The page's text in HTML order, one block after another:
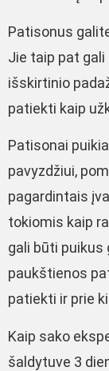
Patisonus
Jie taip pat
išskirtinio
patiekti kaip
Patisonai
pavyzdžiui,
pagardintais
tokiomis kaip
gali būti puikus
paukštienos
patiekti ir prie
Kaip sako
šaldytuve 3